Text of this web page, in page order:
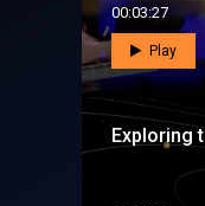
00:03:27
Play
Exploring